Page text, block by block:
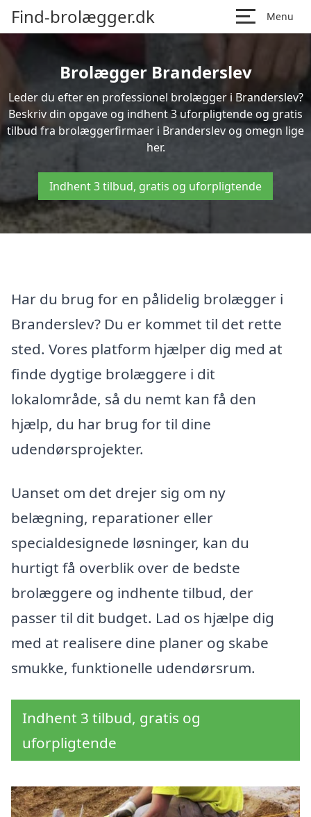
Find-brolægger.dk Menu
Brolægger Branderslev
Leder du efter en professionel brolægger i Branderslev?
Beskriv din opgave og indhent 3 uforpligtende og gratis
tilbud fra brolæggerfirmaer i Branderslev og omegn lige
her.
Indhent 3 tilbud, gratis og uforpligtende
Har du brug for en pålidelig brolægger i
Branderslev? Du er kommet til det rette
sted. Vores platform hjælper dig med at
finde dygtige brolæggere i dit
lokalområde, så du nemt kan få den
hjælp, du har brug for til dine
udendørsprojekter.
Uanset om det drejer sig om ny
belægning, reparationer eller
specialdesignede løsninger, kan du
hurtigt få overblik over de bedste
brolæggere og indhente tilbud, der
passer til dit budget. Lad os hjælpe dig
med at realisere dine planer og skabe
smukke, funktionelle udendørsrum.
Indhent 3 tilbud, gratis og
uforpligtende